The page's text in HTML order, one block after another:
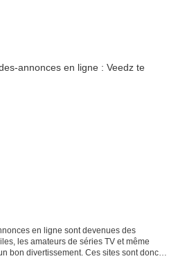
en ligne sont devenues des
les amateurs de séries TV et même
bon divertissement. Ces sites sont donc